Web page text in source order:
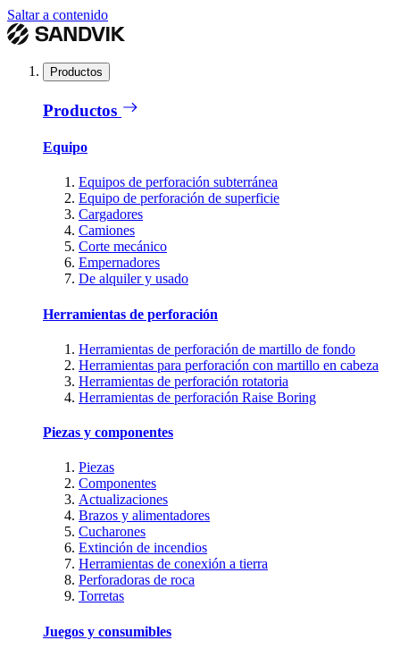
Saltar a contenido
Productos
Productos
Equipo
Equipos de perforación subterránea
Equipo de perforación de superficie
Cargadores
Camiones
Corte mecánico
Empernadores
De alquiler y usado
Herramientas de perforación
Herramientas de perforación de martillo de fondo
Herramientas para perforación con martillo en cabeza
Herramientas de perforación rotatoria
Herramientas de perforación Raise Boring
Piezas y componentes
Piezas
Componentes
Actualizaciones
Brazos y alimentadores
Cucharones
Extinción de incendios
Herramientas de conexión a tierra
Perforadoras de roca
Torretas
Juegos y consumibles